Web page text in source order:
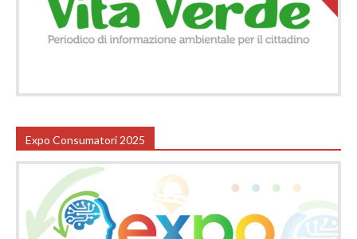
Expo Consumatori 2025